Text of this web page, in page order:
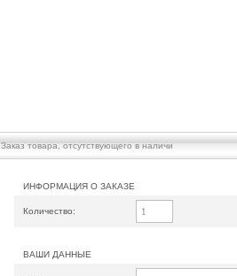
Заказ товара, отсутствующего в наличи
ИНФОРМАЦИЯ О ЗАКАЗЕ
Количество:
ВАШИ ДАННЫЕ